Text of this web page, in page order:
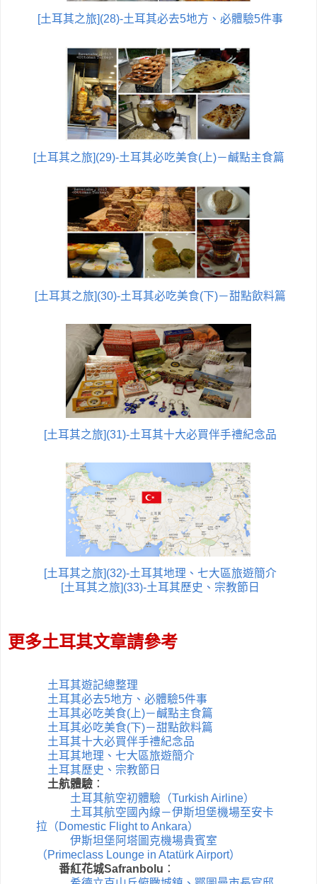
[土耳其之旅](28)-土耳其必去5地方、必體驗5件事
[土耳其之旅](29)-土耳其必吃美食(上)－鹹點主食篇
[土耳其之旅](30)-土耳其必吃美食(下)－甜點飲料篇
[土耳其之旅](31)-土耳其十大必買伴手禮紀念品
[土耳其之旅](32)-土耳其地理、七大區旅遊簡介
[土耳其之旅](33)-土耳其歷史、宗教節日
更多土耳其文章請參考
土耳其遊記總整理
土耳其必去5地方、必體驗5件事
土耳其必吃美食(上)－鹹點主食篇
土耳其必吃美食(下)－甜點飲料篇
土耳其十大必買伴手禮紀念品
土耳其地理、七大區旅遊簡介
土耳其歷史、宗教節日
土航體驗 ：
土耳其航空初體驗（Turkish Airline）
土耳其航空國內線－伊斯坦堡機場至安卡
拉（Domestic Flight to Ankara）
伊斯坦堡阿塔圖克機場貴賓室
（Primeclass Lounge in Atatürk Airport）
番紅花城Safranbolu ：